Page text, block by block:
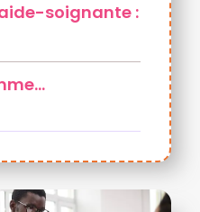
soignante :